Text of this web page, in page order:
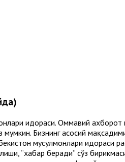
идораси. Оммавий ахборот
мумкин. Бизнинг асосий
мусулмонлари идораси
“хабар беради” сўз